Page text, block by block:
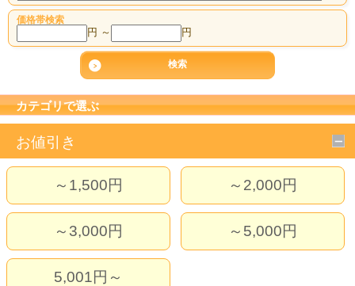
価格帯検索
円 ～ 円
カテゴリで選ぶ
お値引き
～1,500円
～3,000円
5,001円～
～2,000円
～5,000円